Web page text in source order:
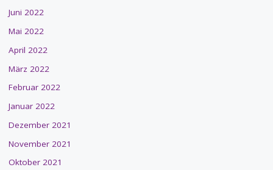
Juni 2022
Mai 2022
April 2022
März 2022
Februar 2022
Januar 2022
Dezember 2021
November 2021
Oktober 2021